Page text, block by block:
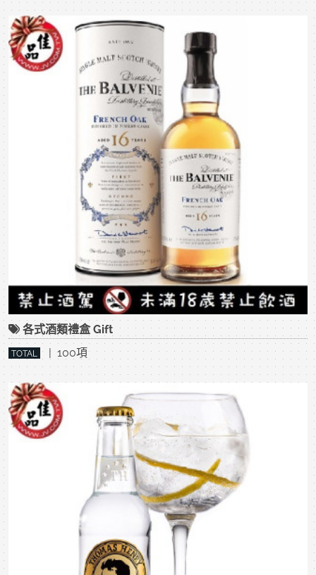
各式酒類禮盒 Gift
TOTAL | 100項